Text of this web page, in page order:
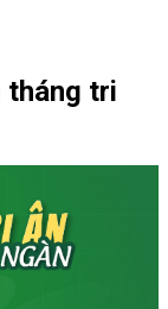
tháng tri